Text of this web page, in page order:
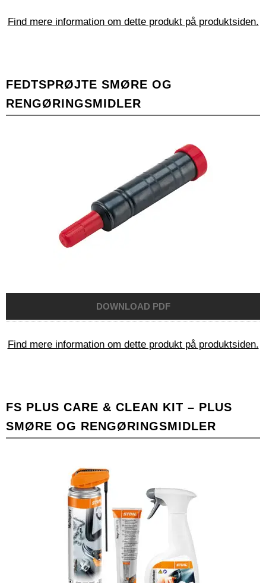
Find mere information om dette produkt på produktsiden.
FEDTSPRØJTE SMØRE OG
RENGØRINGSMIDLER
Find mere information om dette produkt på produktsiden.
FS PLUS CARE & CLEAN KIT – PLUS
SMØRE OG RENGØRINGSMIDLER